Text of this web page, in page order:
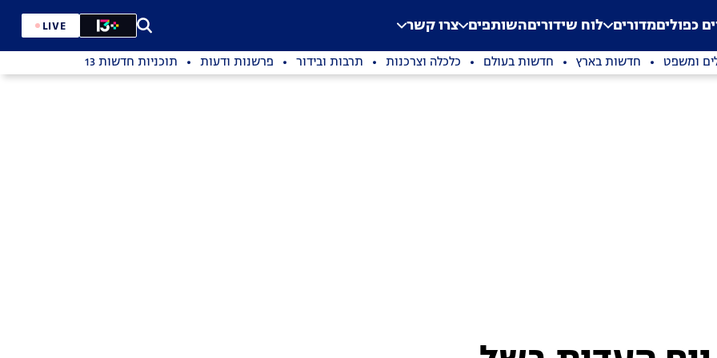
Application error: a
. כפוליםמדורים לוח שידוריםהשותפים צרו קשר LIVE
ומשפט חדשות בארץ חדשות בעולם כלכלה וצרכנות תרבות ובידור פרשנות ודעות תוכניות חדשות 13